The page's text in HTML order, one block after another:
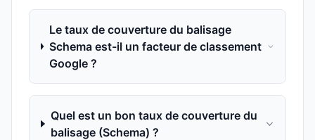
Le taux de couverture du balisage
Schema est-il un facteur de classement
Google ?
Quel est un bon taux de couverture du
balisage (Schema) ?